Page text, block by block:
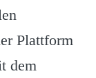
Plattform
dem